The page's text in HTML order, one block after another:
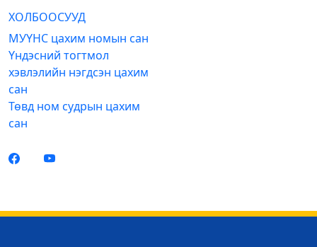
ХОЛБООСУУД
МУҮНС цахим номын сан
Үндэсний тогтмол
хэвлэлийн нэгдсэн цахим
сан
Төвд ном судрын цахим
сан